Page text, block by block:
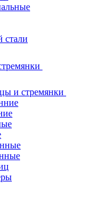
стали
и стремянки